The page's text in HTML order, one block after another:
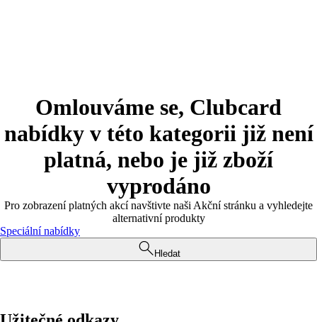
Omlouváme se, Clubcard
nabídky v této kategorii již není
platná, nebo je již zboží
vyprodáno
Pro zobrazení platných akcí navštivte naši Akční stránku a vyhledejte
alternativní produkty
Speciální nabídky
Hledat